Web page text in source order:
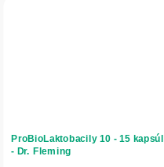
ProBioLaktobacily 10 - 15 kapsúl
- Dr. Fleming